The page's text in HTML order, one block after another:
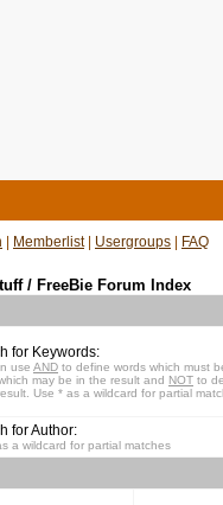
Memberlist| Usergroups FAQ
/ FreeBie Forum Index
for Keywords:
use AND to define words which must
may be in the result and NOT to
Use * as a wildcard for partial
for Author:
a wildcard for partial matches